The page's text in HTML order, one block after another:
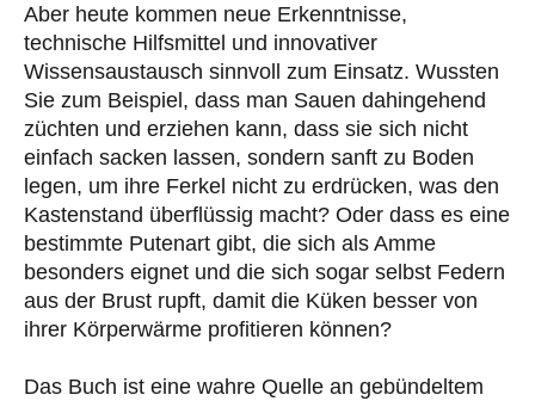
Aber heute kommen neue Erkenntnisse,
technische Hilfsmittel und innovativer
Wissensaustausch sinnvoll zum Einsatz. Wussten
Sie zum Beispiel, dass man Sauen dahingehend
züchten und erziehen kann, dass sie sich nicht
einfach sacken lassen, sondern sanft zu Boden
legen, um ihre Ferkel nicht zu erdrücken, was den
Kastenstand überflüssig macht? Oder dass es eine
bestimmte Putenart gibt, die sich als Amme
besonders eignet und die sich sogar selbst Federn
aus der Brust rupft, damit die Küken besser von
ihrer Körperwärme profitieren können?
Das Buch ist eine wahre Quelle an gebündeltem